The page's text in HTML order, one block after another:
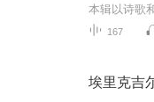
167
埃里克吉